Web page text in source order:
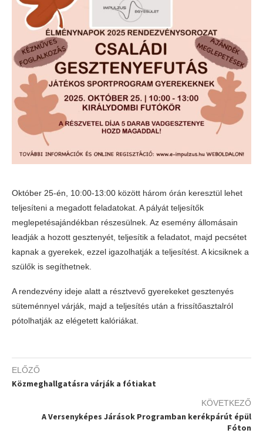
Október 25-én, 10:00-13:00 között három órán keresztül lehet
teljesíteni a megadott feladatokat. A pályát teljesítők
meglepetésajándékban részesülnek. Az esemény állomásain
leadják a hozott gesztenyét, teljesítik a feladatot, majd pecsétet
kapnak a gyerekek, ezzel igazolhatják a teljesítést. A kicsiknek a
szülők is segíthetnek.
A rendezvény ideje alatt a résztvevő gyerekeket gesztenyés
süteménnyel várják, majd a teljesítés után a frissítőasztalról
pótolhatják az elégetett kalóriákat.
ELŐZŐ
Közmeghallgatásra várják a fótiakat
KÖVETKEZŐ
A Versenyképes Járások Programban kerékpárút épül
Fóton